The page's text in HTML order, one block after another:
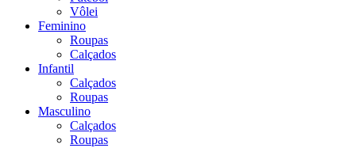
Vôlei
Feminino
Roupas
Calçados
Infantil
Calçados
Roupas
Masculino
Calçados
Roupas